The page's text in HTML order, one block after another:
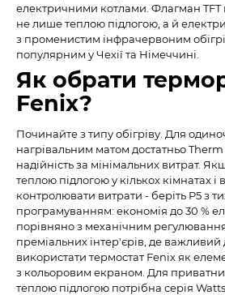
електричними котлами. Флагман TFT
не лише теплою підлогою, а й
з променистим інфрачервоним
популярним у Чехії та Німеччині.
Як обрати
Fenix?
Починайте з типу обігріву. Для
нагрівальним матом достатньо Therm
надійність за мінімальних витрат.
теплою підлогою у кількох кімнатах і
контролювати витрати - беріть P5 з
програмуванням: економія до 30 %
порівняно з механічним
преміальних інтер'єрів, де важливий
використати термостат Fenix як
з кольоровим екраном. Для
теплою підлогою потрібна серія